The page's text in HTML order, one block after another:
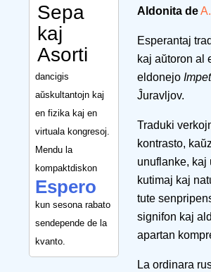
Sepa
kaj
Asorti
dancigis
aŭskultantojn kaj
en fizika kaj en
virtuala kongresoj.
Mendu la
kompaktdiskon
Espero
kun sesona rabato
sendepende de la
kvanto.
Aldonita de
Esperantaj
kaj aŭtoron al
eldonejo
Ĵuravljov.
Traduki
kontrasto,
unuflanke, kaj
kutimaj kaj
tute
signifon kaj
apartan
La ordinara